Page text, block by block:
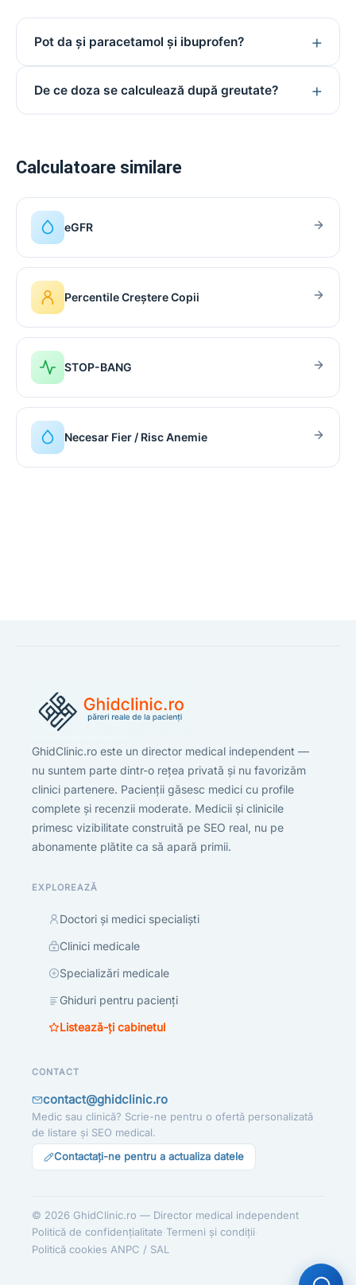
Pot da și paracetamol și ibuprofen?
De ce doza se calculează după greutate?
Calculatoare similare
eGFR
Percentile Creștere Copii
STOP-BANG
Necesar Fier / Risc Anemie
GhidClinic.ro este un director medical independent —
nu suntem parte dintr-o rețea privată și nu favorizăm
clinici partenere. Pacienții găsesc medici cu profile
complete și recenzii moderate. Medicii și clinicile
primesc vizibilitate construită pe SEO real, nu pe
abonamente plătite ca să apară primii.
EXPLOREAZĂ
Doctori și medici specialiști
Clinici medicale
Specializări medicale
Ghiduri pentru pacienți
Listează-ți cabinetul
CONTACT
contact@ghidclinic.ro
Medic sau clinică? Scrie-ne pentru o ofertă personalizată
de listare și SEO medical.
Contactați-ne pentru a actualiza datele
© 2026 GhidClinic.ro — Director medical independent
Politică de confidențialitate Termeni și condiții
Politică cookies ANPC / SAL